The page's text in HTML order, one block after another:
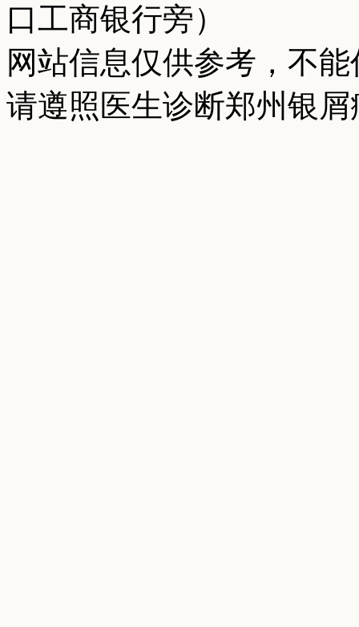
口工商银行旁）
网站信息仅供参考，不
请遵照医生诊断郑州银